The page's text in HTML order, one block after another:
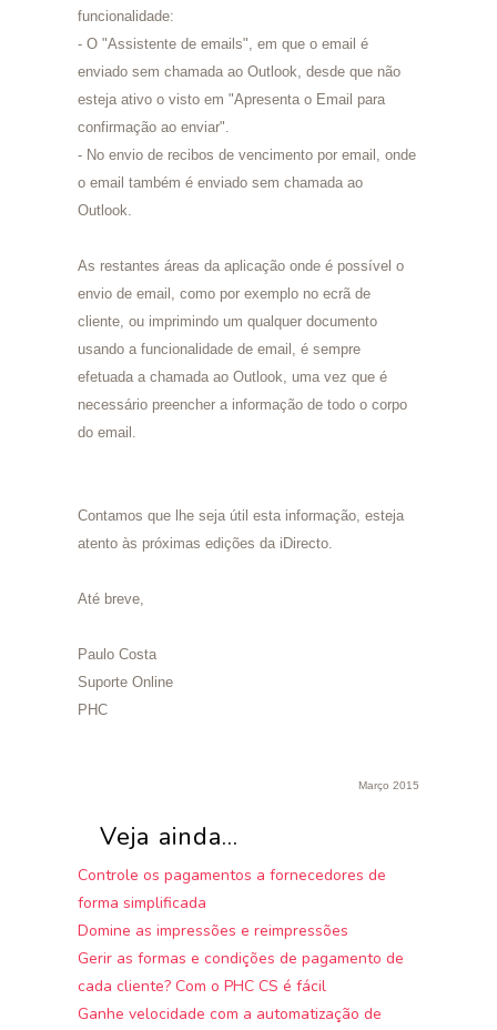
funcionalidade:
- O "Assistente de emails", em que o email é
enviado sem chamada ao Outlook, desde que não
esteja ativo o visto em "Apresenta o Email para
confirmação ao enviar".
- No envio de recibos de vencimento por email, onde
o email também é enviado sem chamada ao
Outlook.
As restantes áreas da aplicação onde é possível o
envio de email, como por exemplo no ecrã de
cliente, ou imprimindo um qualquer documento
usando a funcionalidade de email, é sempre
efetuada a chamada ao Outlook, uma vez que é
necessário preencher a informação de todo o corpo
do email.
Contamos que lhe seja útil esta informação, esteja
atento às próximas edições da iDirecto.
Até breve,
Paulo Costa
Suporte Online
PHC
Março 2015
Veja ainda...
Controle os pagamentos a fornecedores de
forma simplificada
Domine as impressões e reimpressões
Gerir as formas e condições de pagamento de
cada cliente? Com o PHC CS é fácil
Ganhe velocidade com a automatização de